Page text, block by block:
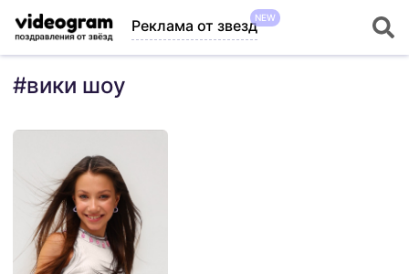
Реклама от звездNEW
#вики шоу